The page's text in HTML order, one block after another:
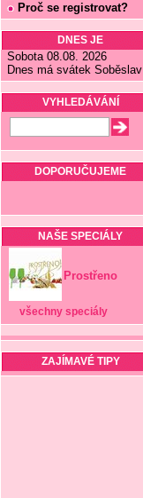
Proč se registrovat?
DNES JE
Sobota 08.08. 2026
Dnes má svátek Soběslav
VYHLEDÁVÁNÍ
DOPORUČUJEME
NAŠE SPECIÁLY
Prostřeno
všechny speciály
ZAJÍMAVÉ TIPY